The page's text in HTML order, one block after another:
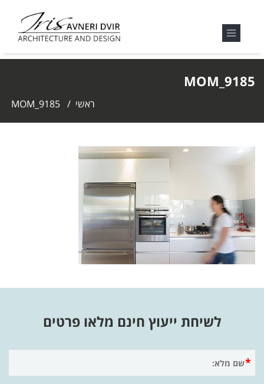
MOM_9185
ראשי /
MOM_9185
לשיחת ייעוץ חינם מלאו פרטים